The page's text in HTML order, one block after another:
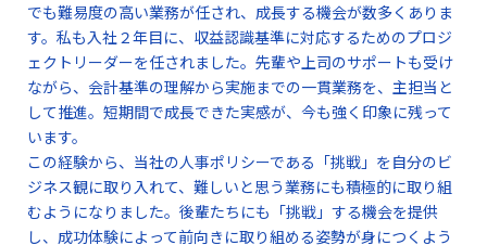
でも難易度の高い業務が任され、成長する機会が数多くありま
す。私も入社２年目に、収益認識基準に対応するためのプロジ
ェクトリーダーを任されました。先輩や上司のサポートも受け
ながら、会計基準の理解から実施までの一貫業務を、主担当と
して推進。短期間で成長できた実感が、今も強く印象に残って
います。
この経験から、当社の人事ポリシーである「挑戦」を自分のビ
ジネス観に取り入れて、難しいと思う業務にも積極的に取り組
むようになりました。後輩たちにも「挑戦」する機会を提供
し、成功体験によって前向きに取り組める姿勢が身につくよう